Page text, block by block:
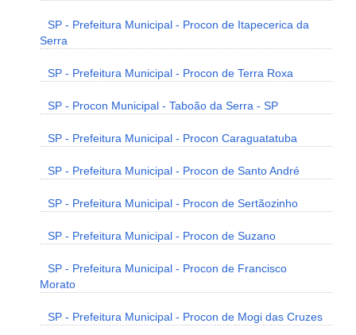
SP - Prefeitura Municipal - Procon de Itapecerica da
Serra
SP - Prefeitura Municipal - Procon de Terra Roxa
SP - Procon Municipal - Taboão da Serra - SP
SP - Prefeitura Municipal - Procon Caraguatatuba
SP - Prefeitura Municipal - Procon de Santo André
SP - Prefeitura Municipal - Procon de Sertãozinho
SP - Prefeitura Municipal - Procon de Suzano
SP - Prefeitura Municipal - Procon de Francisco
Morato
SP - Prefeitura Municipal - Procon de Mogi das Cruzes